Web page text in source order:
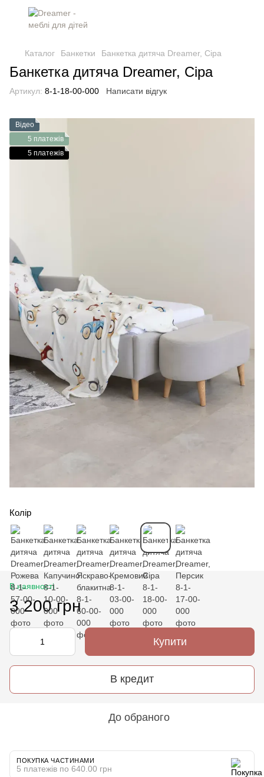
Каталог Банкетки Банкетка дитяча Dreamer, Сіра
Банкетка дитяча Dreamer, Сіра
Артикул: 8-1-18-00-000 Написати відгук
Відео
5 платежів
5 платежів
Колір
В наявності
3 200 грн
Купити
В кредит
До обраного
ПОКУПКА ЧАСТИНАМИ
5 платежів по 640.00 грн